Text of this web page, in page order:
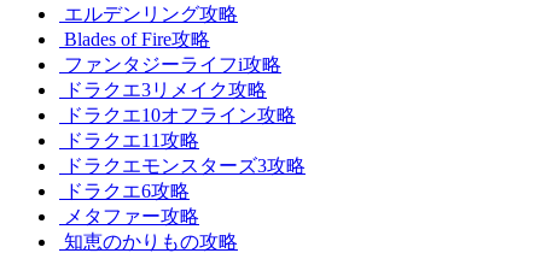
エルデンリング攻略
Blades of Fire攻略
ファンタジーライフi攻略
ドラクエ3リメイク攻略
ドラクエ10オフライン攻略
ドラクエ11攻略
ドラクエモンスターズ3攻略
ドラクエ6攻略
メタファー攻略
知恵のかりもの攻略